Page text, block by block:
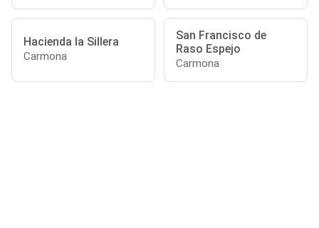
Hacienda la Sillera
Carmona
San Francisco de
Raso Espejo
Carmona